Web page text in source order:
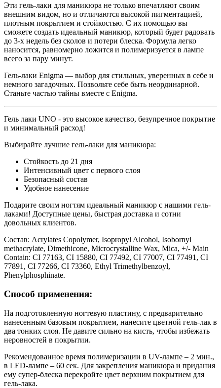
Эти гель-лаки для маникюра не только впечатляют своим
внешним видом, но и отличаются высокой пигментацией,
плотным покрытием и стойкостью. С их помощью вы
сможете создать идеальный маникюр, который будет радовать
до 3-х недель без сколов и потери блеска. Формула легко
наносится, равномерно ложится и полимеризуется в лампе
всего за пару минут.
Гель-лаки Enigma — выбор для стильных, уверенных в себе и
немного загадочных. Позвольте себе быть неординарной.
Станьте частью тайны вместе с Enigma.
Гель лаки UNO - это высокое качество, безупречное покрытие
и минимальный расход!
Выбирайте лучшие гель-лаки для маникюра:
Стойкость до 21 дня
Интенсивный цвет с первого слоя
Безопасный состав
Удобное нанесение
Подарите своим ногтям идеальный маникюр с нашими гель-
лаками! Доступные цены, быстрая доставка и сотни
довольных клиентов.
Состав: Acrylates Copolymer, Isopropyl Alcohol, Isobornyl
methacrylate, Dimethicone, Microcrystalline Wax, Mica, +/- Main
Contain: CI 77163, CI 15880, CI 77492, CI 77007, CI 77491, CI
77891, CI 77266, CI 73360, Ethyl Trimethylbenzoyl,
Phenylphosphinate.
Способ применения:
На подготовленную ногтевую пластину, с предварительно
нанесенным базовым покрытием, нанесите цветной гель-лак в
два тонких слоя. Не давите сильно на кисть, чтобы избежать
неровностей в покрытии.
Рекомендованное время полимеризации в UV-лампе – 2 мин.,
в LED-лампе – 60 сек. Для закрепления маникюра и придания
ему супер-блеска перекройте цвет верхним покрытием для
гель-лака.